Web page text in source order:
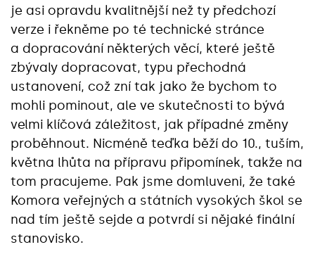
je asi opravdu kvalitnější než ty předchozí
verze i řekněme po té technické stránce
a dopracování některých věcí, které ještě
zbývaly dopracovat, typu přechodná
ustanovení, což zní tak jako že bychom to
mohli pominout, ale ve skutečnosti to bývá
velmi klíčová záležitost, jak případné změny
proběhnout. Nicméně teďka běží do 10., tuším,
května lhůta na přípravu připomínek, takže na
tom pracujeme. Pak jsme domluveni, že také
Komora veřejných a státních vysokých škol se
nad tím ještě sejde a potvrdí si nějaké finální
stanovisko.